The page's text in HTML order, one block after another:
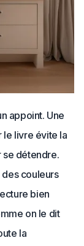
appoint. Une
le livre évite la
se détendre.
couleurs
bien
on le dit
la